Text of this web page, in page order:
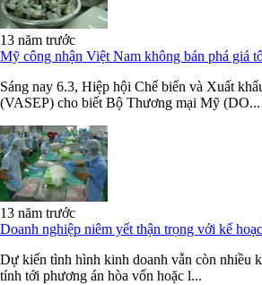
13 năm trước
Mỹ công nhận Việt Nam không bán phá giá
Sáng nay 6.3, Hiệp hội Chế biến và Xuất
(VASEP) cho biết Bộ Thương mại Mỹ (DO...
13 năm trước
Doanh nghiệp niêm yết thận trọng với kế
Dự kiến tình hình kinh doanh vẫn còn nhiều
tính tới phương án hòa vốn hoặc l...